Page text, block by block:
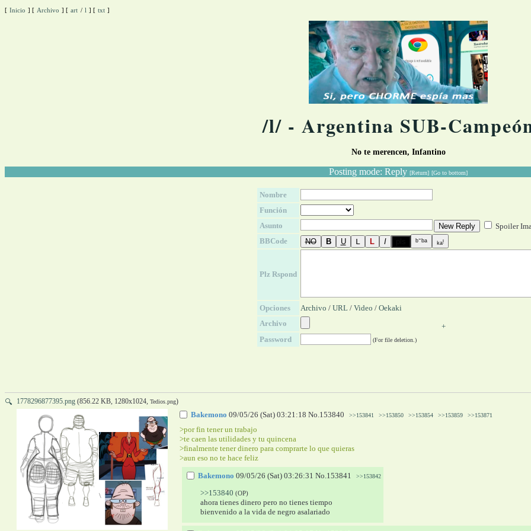
[ Inicio ] [ Archivo ] [ art / l ] [ txt ]
/l/ - Argentina SUB-
No te merencen, Infantino
Posting mode: Reply [Return] [Go to bottom]
Nombre
Función
Asunto
Spoiler
BBCode
Plz Rspond
Opciones Archivo / URL/ Video / Oekaki
Archivo
+
Password
(For file deletion.)
🔍 1778296877395.png (856.22 KB, 1280x1024, Tedios.png)
Bakemono 09/05/26 (Sat) 03:21:18 No. 153840 >>153841 >>153850 >>153854 >>153859 >>153871
>por fin tener un trabajo
>te caen las utilidades y tu quincena
>finalmente tener dinero para comprarte lo que quieras
>aun eso no te hace feliz
Bakemono 09/05/26 (Sat) 03:26:31 No. 153841 >>153842
>>153840 (OP)
ahora tienes dinero pero no tienes tiempo
bienvenido a la vida de negro asalariado